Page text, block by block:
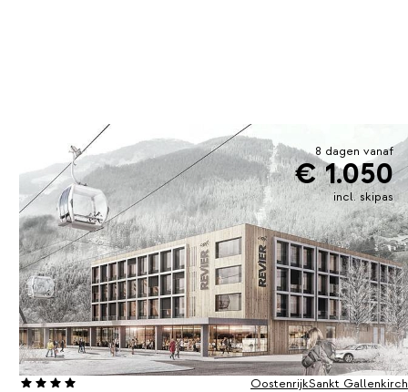
8 dagen vanaf
€ 1.050
incl. skipas
OostenrijkSankt Gallenkirch